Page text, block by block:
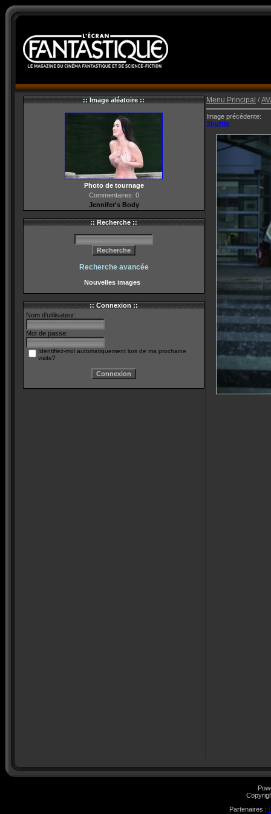
:: Image aléatoire ::
Photo de tournage
Commentaires: 0
Jennifer's Body
:: Recherche ::
Recherche avancée
Nouvelles images
:: Connexion ::
Nom d'utilisateur:
Mot de passe:
Identifiez-moi automatiquement lors de ma prochaine
visite?
Menu Principal /
Image précédente:
Shuttle
Partenaires :